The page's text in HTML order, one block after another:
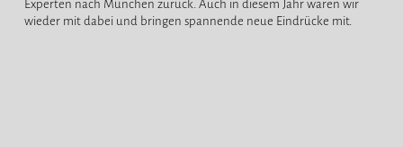
Experten nach München zurück. Auch in diesem Jahr waren wir
wieder mit dabei und bringen spannende neue Eindrücke mit.